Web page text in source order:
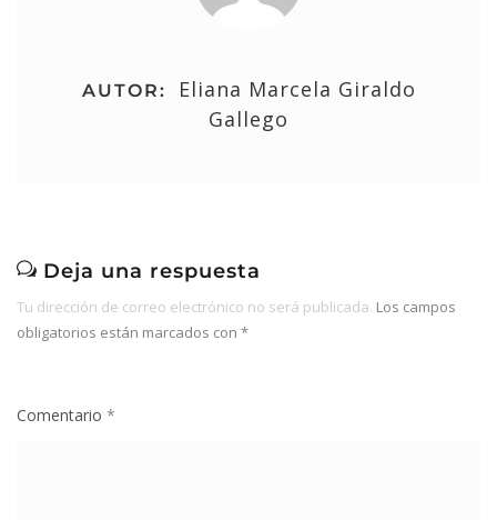
AUTOR:
Eliana Marcela Giraldo
Gallego
Deja una respuesta
Tu dirección de correo electrónico no será publicada. Los campos
obligatorios están marcados con *
Comentario *